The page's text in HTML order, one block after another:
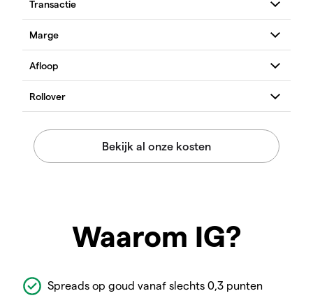
Waarom IG?
Spreads op goud vanaf slechts 0,3 punten